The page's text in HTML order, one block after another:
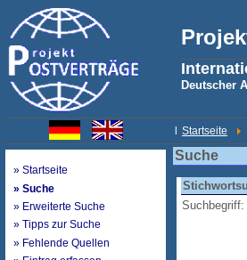
Deutscher
Startseite
» Startseite
» Suche
» Erweiterte Suche
» Tipps zur Suche
» Fehlende Quellen
Suche
Suchbegriff: